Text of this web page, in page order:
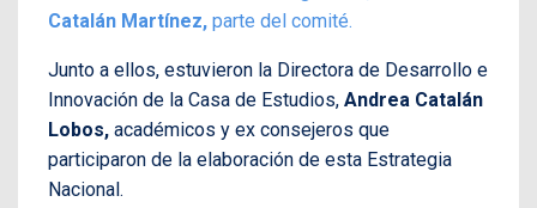
Catalán Martínez, parte del comité.
Junto a ellos, estuvieron la Directora de Desarrollo e
Innovación de la Casa de Estudios, Andrea Catalán
Lobos, académicos y ex consejeros que
participaron de la elaboración de esta Estrategia
Nacional.